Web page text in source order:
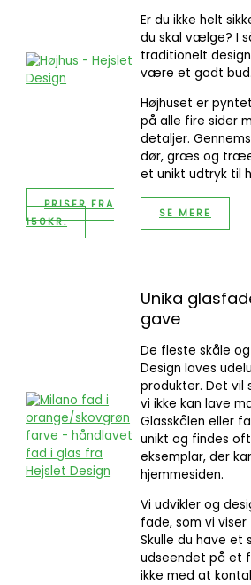
Er du ikke helt
du skal vælge? I
traditionelt
være et godt bud.
Højhuset er
på alle fire sider
detaljer.
dør, græs og
et unikt udtryk til
PRISER FRA
150KR.
SE MERE
Unika
gave
De fleste skåle
Design laves
produkter. Det vil
vi ikke kan lave
Glasskålen eller
unikt og findes
eksemplar, der
hjemmesiden.
Vi udvikler og
fade, som vi
Skulle du have
udseendet på et
ikke med at